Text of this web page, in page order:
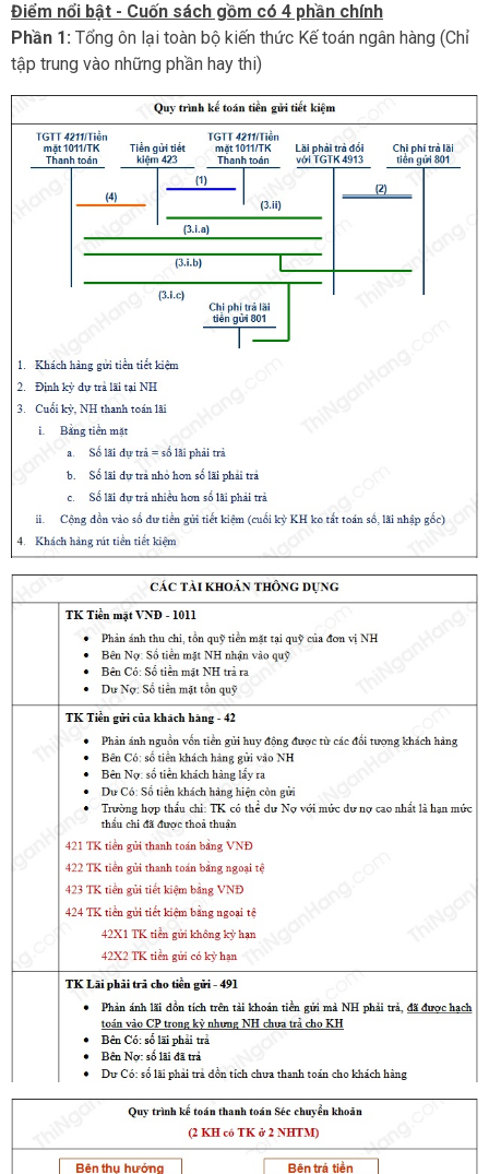
Điểm nổi bật - Cuốn sách gồm có 4 phần chính
Phần 1: Tổng ôn lại toàn bộ kiến thức Kế toán ngân hàng (Chỉ
tập trung vào những phần hay thi)